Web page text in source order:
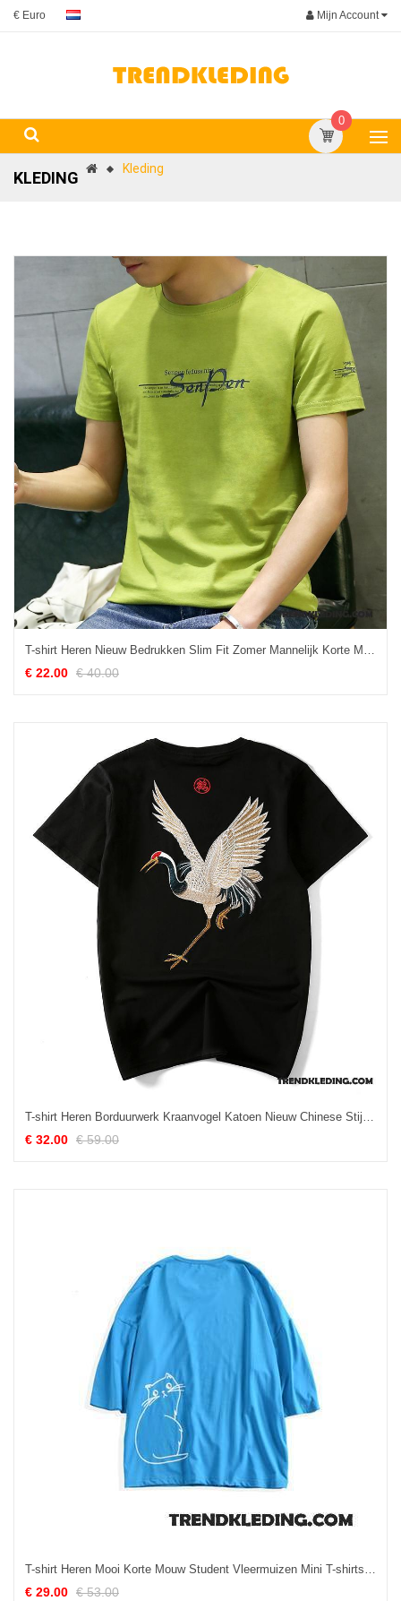
€ Euro Mijn Account
0
KLEDING Kleding
T-shirt Heren Nieuw Bedrukken Slim Fit Zomer Mannelijk Korte Mouw Groen
€ 22.00 € 40.00
T-shirt Heren Borduurwerk Kraanvogel Katoen Nieuw Chinese Stijl Natie Zwart
€ 32.00 € 59.00
T-shirt Heren Mooi Korte Mouw Student Vleermuizen Mini T-shirts Hemelsblauw
€ 29.00 € 53.00